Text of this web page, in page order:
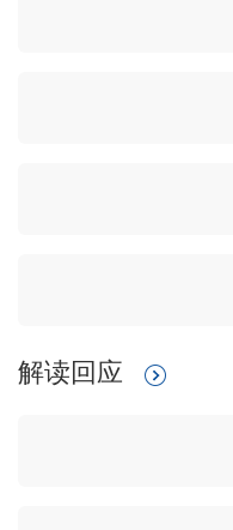
解读回应